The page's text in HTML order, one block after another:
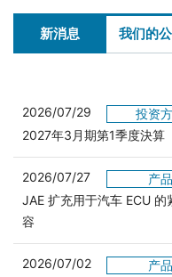
新消息 我们的
2026/07/29
投资
2027年3月期第1季度決算
2026/07/27
产
JAE 扩充用于汽车 ECU
容
2026/07/02
产